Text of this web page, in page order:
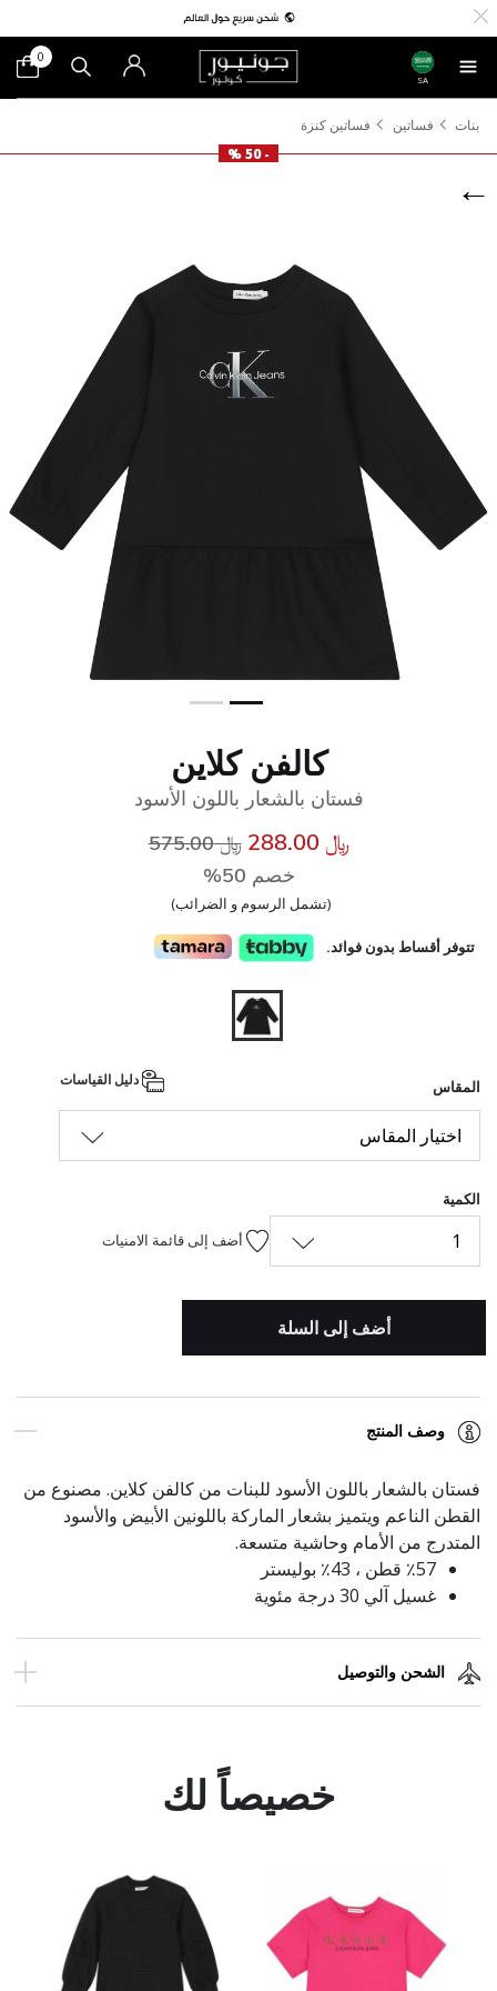
SA
0
بنات فساتين
فساتين كنزة
- 50 %
كالفن كلاين
فستان بالشعار باللون الأسود
﷼ 288.00 سعر مخفض من
﷼ 575.00
خصم 50%
(تشمل الرسوم و الضرائب)
تتوفر أقساط بدون فوائد.
المقاس
اختيار المقاس
الكمية
1 أضف إلى قائمة الامنيات
أضف إلى السلة
وصف المنتج
فستان بالشعار باللون الأسود للبنات من كالفن كلاين. مصنوع من
القطن الناعم ويتميز بشعار الماركة باللونين الأبيض والأسود
المتدرج من الأمام وحاشية متسعة.
٪57 قطن ، 43٪ بوليستر
غسيل آلي 30 درجة مئوية
الشحن والتوصيل
خصيصاً لك